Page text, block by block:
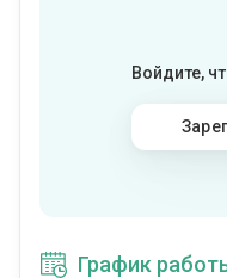
Войдите,
График